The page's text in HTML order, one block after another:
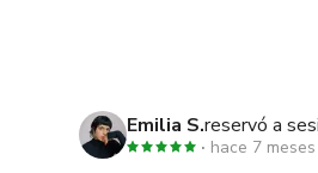
Emilia S.reservó a
hace 7 meses